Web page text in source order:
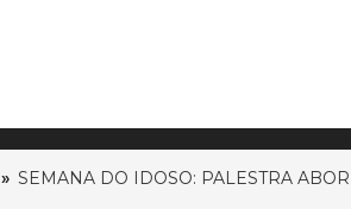
» SEMANA DO IDOSO: PALESTRA